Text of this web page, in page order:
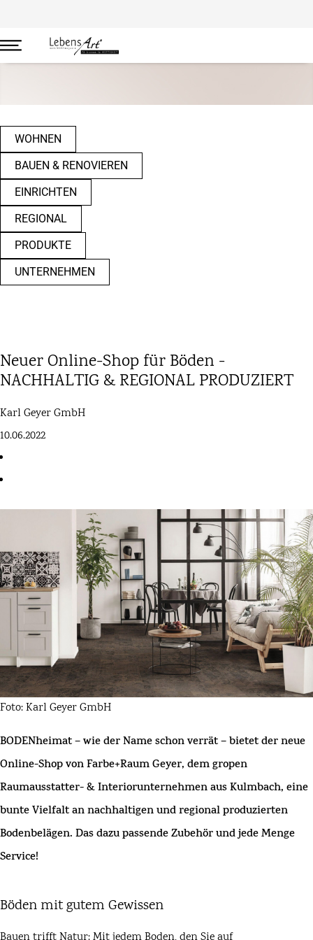
WOHNEN
BAUEN & RENOVIEREN
EINRICHTEN
REGIONAL
PRODUKTE
UNTERNEHMEN
Neuer Online-Shop für Böden -
NACHHALTIG & REGIONAL PRODUZIERT
Karl Geyer GmbH
10.06.2022
Foto: Karl Geyer GmbH
BODENheimat – wie der Name schon verrät – bietet der neue
Online-Shop von Farbe+Raum Geyer, dem gropen
Raumausstatter- & Interiorunternehmen aus Kulmbach, eine
bunte Vielfalt an nachhaltigen und regional produzierten
Bodenbelägen. Das dazu passende Zubehör und jede Menge
Service!
Böden mit gutem Gewissen